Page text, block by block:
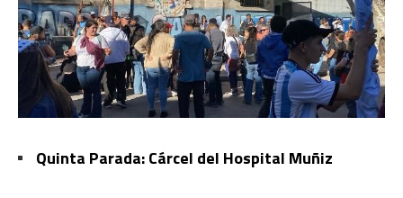
Quinta Parada: Cárcel del Hospital Muñiz